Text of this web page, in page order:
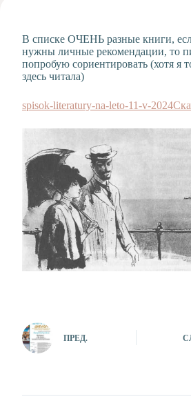
Музыкальное
отделение
Психологическая
Тьюторская
В списке ОЧЕНЬ разные книги,
нужны личные рекомендации, то
попробую сориентировать (хотя я
здесь читала)
spisok-literatury-na-leto-11-v-2024
ПРЕД.